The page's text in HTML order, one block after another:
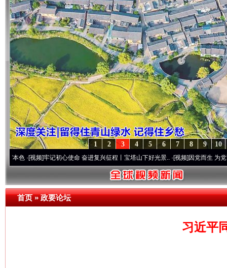
10
9
8
7
6
5
4
3
2
1
牢记初心使命 奋进复兴征程丨宝塔山下好光景..·[视频]因党而生 为党而战——百年“
首页»政要论坛
习近平